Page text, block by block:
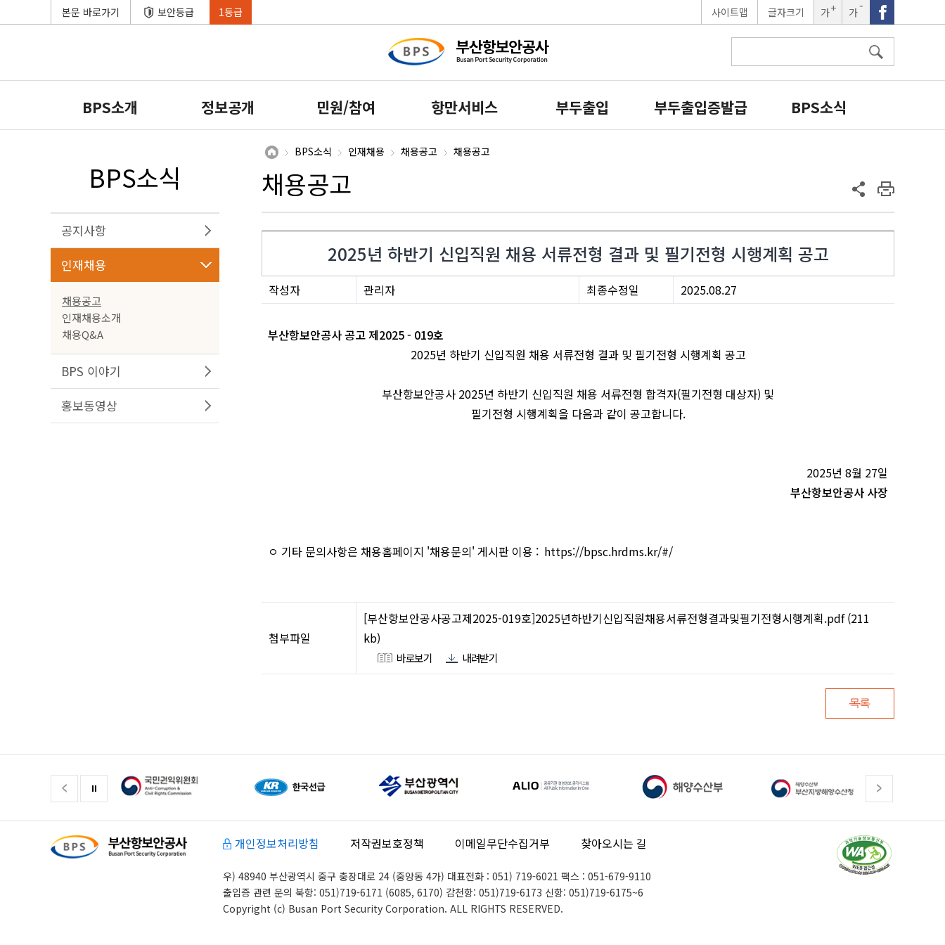
본문 바로가기 보안등급 1등급 사이트맵 글자크기
가
글자크
가
글자크
BPS소개 정보공개 민원/참여 항만서비스 부두출입 부두출입증발급 BPS소식
BPS소식
공지사항
인재채용
채용공고
인재채용소개
채용Q&A
BPS 이야기
홍보동영상
채용공고
BPS소식 인재채용 채용공고 채용공고
2025년 하반기 신입직원 채용 서류전형 결과 및 필기전형 시행계획 공고
작성자 관리자 최종수정일 2025.08.27
부산항보안공사 공고 제2025 - 019호
2025년 하반기 신입직원 채용 서류전형 결과 및 필기전형 시행계획 공고
부산항보안공사 2025년 하반기 신입직원 채용 서류전형 합격자(필기전형 대상자) 및
필기전형 시행계획을 다음과 같이 공고합니다.
2025년 8월 27일
부산항보안공사 사장
ㅇ 기타 문의사항은 채용홈페이지 '채용문의' 게시판 이용 : https://bpsc.hrdms.kr/#/
첨부파일
[부산항보안공사공고제2025-019호]2025년하반기신입직원채용서류전형결과및필기전형시행계획.pdf (211
kb)
바로보기 내려받기
개인정보처리방침 저작권보호정책 이메일무단수집거부 찾아오시는 길
우) 48940 부산광역시 중구 충장대로 24 (중앙동 4가) 대표전화 : 051) 719-6021 팩스 : 051-679-9110
출입증 관련 문의 북항: 051)719-6171 (6085, 6170) 감천항: 051)719-6173 신항: 051)719-6175~6
Copyright (c) Busan Port Security Corporation. ALL RIGHTS RESERVED.